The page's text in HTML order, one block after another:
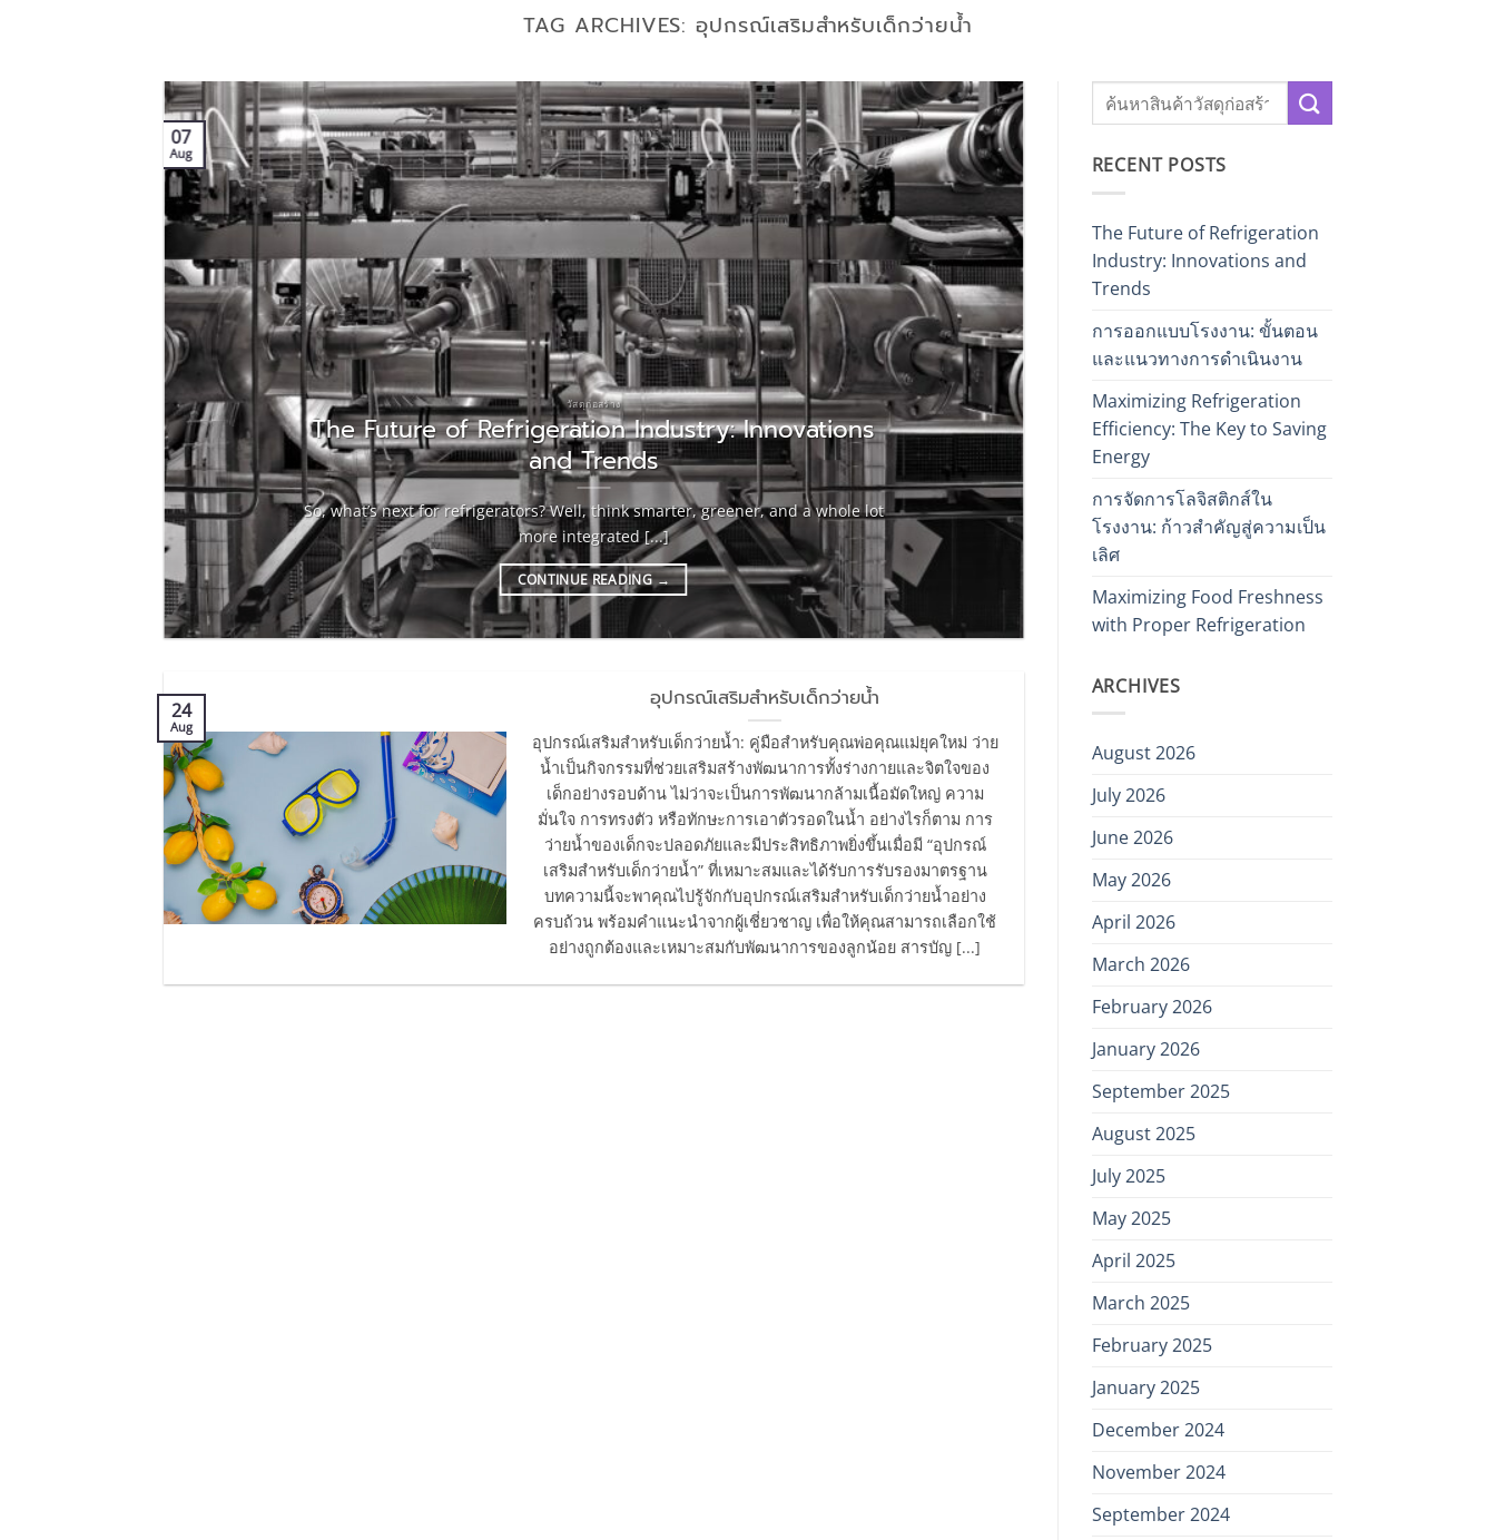
TAG ARCHIVES:อุปกรณ์เสริมสำหรับเด็กว่ายน้ำ
วัสดุก่อสร้าง
The Future of Refrigeration Industry: Innovations
and Trends
So, what’s next for refrigerators? Well, think smarter, greener, and a whole lot
more integrated [...]
CONTINUE READING→
07
Aug
อุปกรณ์เสริมสำหรับเด็กว่ายน้ำ
อุปกรณ์เสริมสำหรับเด็กว่ายน้ำ: คู่มือสำหรับคุณพ่อคุณแม่ยุคใหม่ ว่าย
น้ำเป็นกิจกรรมที่ช่วยเสริมสร้างพัฒนาการทั้งร่างกายและจิตใจของ
เด็กอย่างรอบด้าน ไม่ว่าจะเป็นการพัฒนากล้ามเนื้อมัดใหญ่ ความ
มั่นใจ การทรงตัว หรือทักษะการเอาตัวรอดในน้ำ อย่างไรก็ตาม การ
ว่ายน้ำของเด็กจะปลอดภัยและมีประสิทธิภาพยิ่งขึ้นเมื่อมี “อุปกรณ์
เสริมสำหรับเด็กว่ายน้ำ” ที่เหมาะสมและได้รับการรับรองมาตรฐาน
บทความนี้จะพาคุณไปรู้จักกับอุปกรณ์เสริมสำหรับเด็กว่ายน้ำอย่าง
ครบถ้วน พร้อมคำแนะนำจากผู้เชี่ยวชาญ เพื่อให้คุณสามารถเลือกใช้
อย่างถูกต้องและเหมาะสมกับพัฒนาการของลูกน้อย สารบัญ [...]
24
Aug
RECENT POSTS
The Future of Refrigeration
Industry: Innovations and
Trends
การออกแบบโรงงาน: ขั้นตอน
และแนวทางการดำเนินงาน
Maximizing Refrigeration
Efficiency: The Key to Saving
Energy
การจัดการโลจิสติกส์ใน
โรงงาน: ก้าวสำคัญสู่ความเป็น
เลิศ
Maximizing Food Freshness
with Proper Refrigeration
ARCHIVES
August 2026
July 2026
June 2026
May 2026
April 2026
March 2026
February 2026
January 2026
September 2025
August 2025
July 2025
May 2025
April 2025
March 2025
February 2025
January 2025
December 2024
November 2024
September 2024